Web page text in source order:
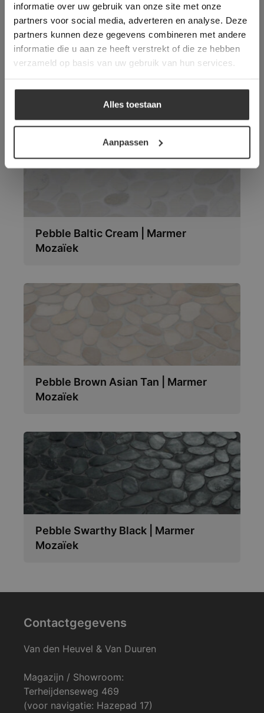
informatie over uw gebruik van onze site met onze
partners voor social media, adverteren en analyse. Deze
partners kunnen deze gegevens combineren met andere
informatie die u aan ze heeft verstrekt of die ze hebben
verzameld op basis van uw gebruik van hun services.
Alles toestaan
Aanpassen
uw interesse hebben:
Pebble Baltic Cream | Marmer
Mozaïek
Pebble Brown Asian Tan | Marmer
Mozaïek
Pebble Swarthy Black | Marmer
Mozaïek
Contactgegevens
Van den Heuvel & Van Duuren
Magazijn / Showroom:
Terheijdenseweg 469
(voor navigatie: Hazepad 17)
toestemming voor alle cookies in
overeenstemming met ons cookiebeleid.Lees
verder
ALLES ACCEPTEREN
ALLES AFWIJZEN
DETAILS WEERGEVEN